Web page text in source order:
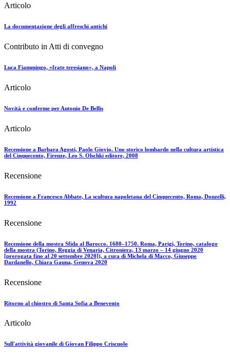
Articolo
La documentazione degli affreschi antichi
Contributo in Atti di convegno
Luca Fiammingo, «frate teresiano», a Napoli
Articolo
Novità e conferme per Antonio De Bellis
Articolo
Recensione a Barbara Agosti, Paolo Giovio. Uno storico lombardo nella cultura artistica
del Cinquecento, Firenze, Leo S. Olschki editore, 2008
Recensione
Recensione a Francesco Abbate, La scultura napoletana del Cinquecento, Roma, Donzelli,
1992
Recensione
Recensione della mostra Sfida al Barocco. 1680–1750. Roma, Parigi, Torino, catalogo
della mostra (Torino, Reggia di Venaria, Citroniera, 13 marzo – 14 giugno 2020
[prorogata fino al 20 settembre 2020]), a cura di Michela di Macco, Giuseppe
Dardanello, Chiara Gauna, Genova 2020
Recensione
Ritorno al chiostro di Santa Sofia a Benevento
Articolo
Sull'attività giovanile di Giovan Filippo Criscuolo